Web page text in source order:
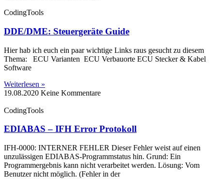
CodingTools
DDE/DME: Steuergeräte Guide
Hier hab ich euch ein paar wichtige Links raus gesucht zu diesem
Thema: ECU Varianten ECU Verbauorte ECU Stecker & Kabel
Software
Weiterlesen »
19.08.2020 Keine Kommentare
CodingTools
EDIABAS – IFH Error Protokoll
IFH-0000: INTERNER FEHLER Dieser Fehler weist auf einen
unzulässigen EDIABAS-Programmstatus hin. Grund: Ein
Programmergebnis kann nicht verarbeitet werden. Lösung: Vom
Benutzer nicht möglich. (Fehler in der